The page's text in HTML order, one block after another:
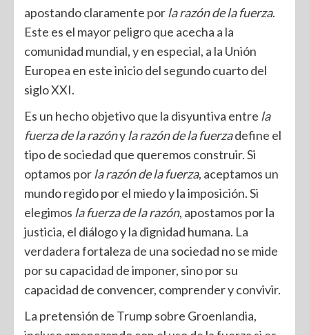
apostando claramente porla razón de la fuerza.
Este es el mayor peligro que acecha a la
comunidad mundial, y en especial, a la Unión
Europea en este inicio del segundo cuarto del
siglo XXI.
Es un hecho objetivo que la disyuntiva entre la
fuerza de la razónyla razón de la fuerzadefine el
tipo de sociedad que queremos construir. Si
optamos porla razón de la fuerza, aceptamos un
mundo regido por el miedo y la imposición. Si
elegimos la fuerza de la razón, apostamos por la
justicia, el diálogo y la dignidad humana. La
verdadera fortaleza de una sociedad no se mide
por su capacidad de imponer, sino por su
capacidad de convencer, comprender y convivir.
La pretensión de Trump sobre Groenlandia,